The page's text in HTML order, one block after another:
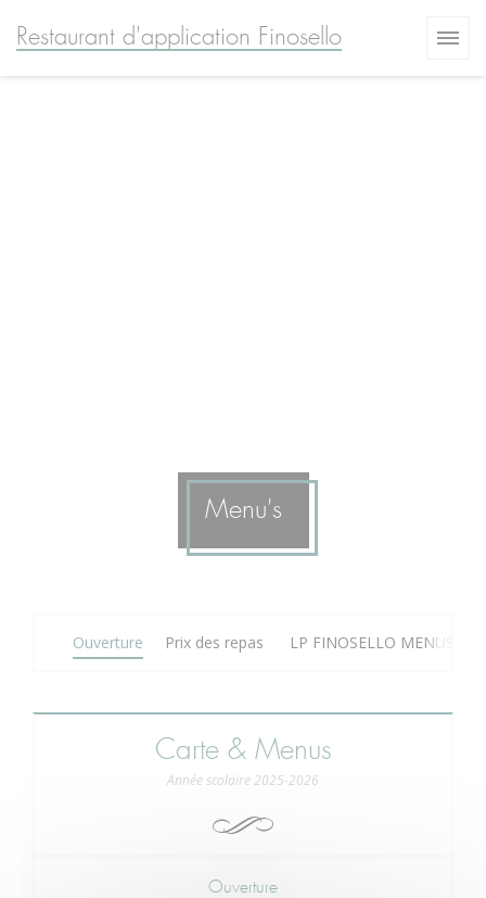
Restaurant d'application Finosello
Menu's
Ouverture Prix des repas LP FINOSELLO MENUS
Carte & Menus
Année scolaire 2025-2026
Ouverture